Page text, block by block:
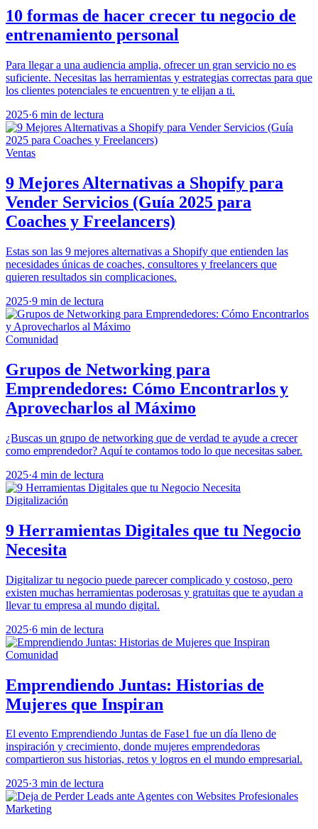
10 formas de hacer crecer tu negocio de
entrenamiento personal
Para llegar a una audiencia amplia, ofrecer un gran servicio no es
suficiente. Necesitas las herramientas y estrategias correctas para que
los clientes potenciales te encuentren y te elijan a ti.
2025·6 min de lectura
Ventas
9 Mejores Alternativas a Shopify para
Vender Servicios (Guía 2025 para
Coaches y Freelancers)
Estas son las 9 mejores alternativas a Shopify que entienden las
necesidades únicas de coaches, consultores y freelancers que
quieren resultados sin complicaciones.
2025·9 min de lectura
Comunidad
Grupos de Networking para
Emprendedores: Cómo Encontrarlos y
Aprovecharlos al Máximo
¿Buscas un grupo de networking que de verdad te ayude a crecer
como emprendedor? Aquí te contamos todo lo que necesitas saber.
2025·4 min de lectura
Digitalización
9 Herramientas Digitales que tu Negocio
Necesita
Digitalizar tu negocio puede parecer complicado y costoso, pero
existen muchas herramientas poderosas y gratuitas que te ayudan a
llevar tu empresa al mundo digital.
2025·6 min de lectura
Comunidad
Emprendiendo Juntas: Historias de
Mujeres que Inspiran
El evento Emprendiendo Juntas de Fase1 fue un día lleno de
inspiración y crecimiento, donde mujeres emprendedoras
compartieron sus historias, retos y logros en el mundo empresarial.
2025·3 min de lectura
Marketing